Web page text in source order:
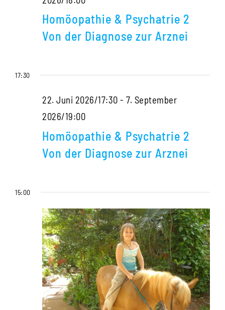
zur
Arznei
Homöopathie & Psychatrie 2
Von der Diagnose zur Arznei
&
Psychatrie
Diagnose
Arznei
17:30
Homöopathie & Psychatrie 2
Von der Diagnose zur Arznei
22. Juni 2026/17:30 - 7. September
2026/19:00
&
Psychatrie
Diagnose
zur
Arznei
15:00